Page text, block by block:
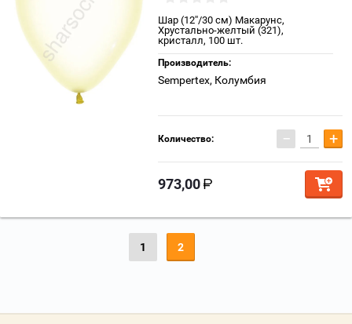
Шар (12''/30 см) Макарунс,
Хрустально-желтый (321),
кристалл, 100 шт.
Производитель:
Sempertex, Колумбия
Количество: − +
973,00
1 2